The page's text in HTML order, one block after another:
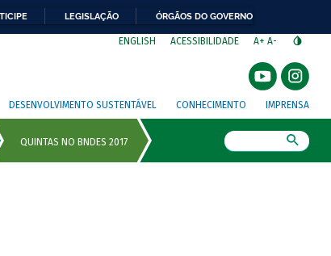
LEGISLAÇÃO ÓRGÃOS DO GOVERNO
ENGLISH ACESSIBILIDADE A+ A-
DESENVOLVIMENTO SUSTENTÁVEL CONHECIMENTO IMPRENSA